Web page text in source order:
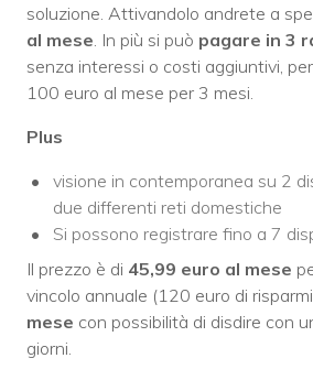
soluzione. Attivandolo andrete a
al mese. In più si può pagare in 3
senza interessi o costi aggiuntivi,
100 euro al mese per 3 mesi.
Plus
visione in contemporanea su 2
due differenti reti domestiche
Si possono registrare fino a 7
Il prezzo è di 45,99 euro al mese
vincolo annuale (120 euro di
mese con possibilità di disdire con
giorni.